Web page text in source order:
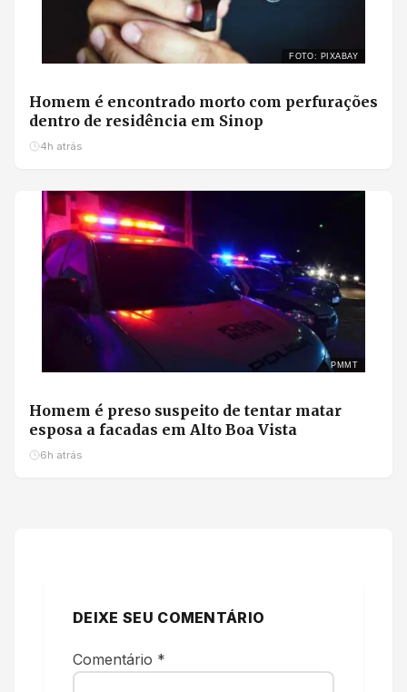
FOTO: PIXABAY
Homem é encontrado morto com perfurações
dentro de residência em Sinop
4h atrás
PMMT
Homem é preso suspeito de tentar matar
esposa a facadas em Alto Boa Vista
6h atrás
DEIXE SEU COMENTÁRIO
Comentário *